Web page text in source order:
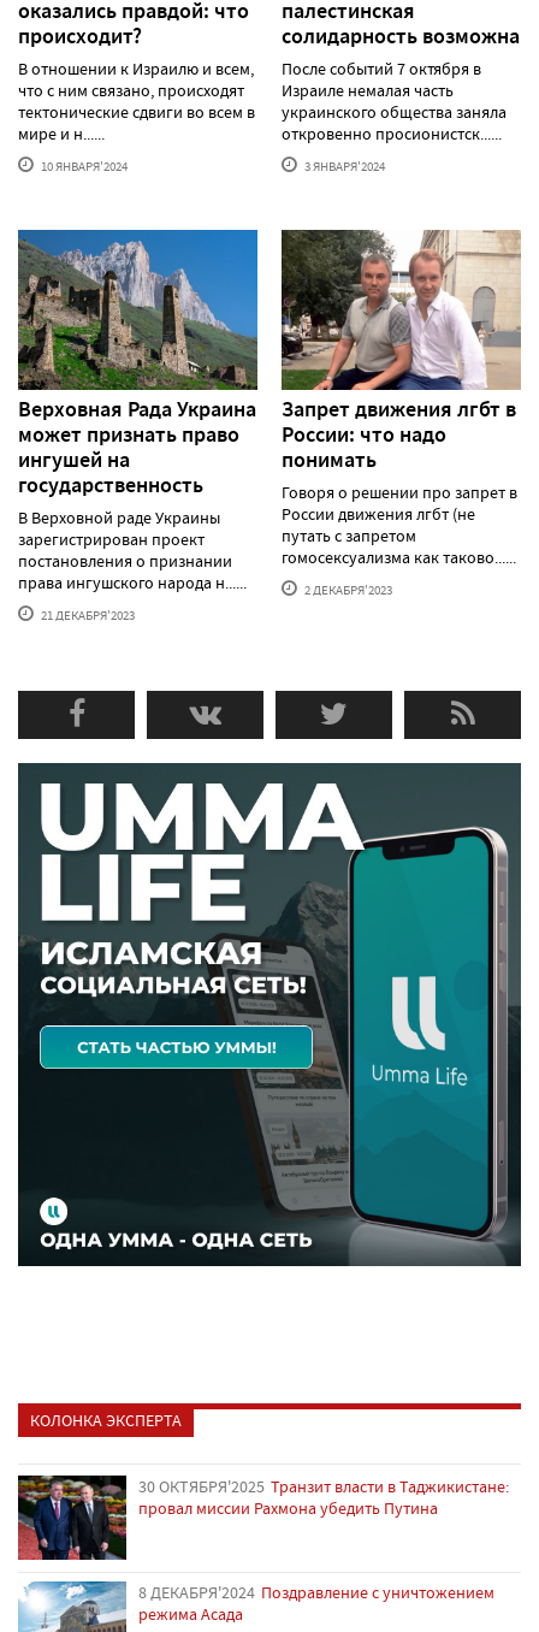
оказались правдой: что
происходит?
В отношении к Израилю и всем,
что с ним связано, происходят
тектонические сдвиги во всем в
мире и н......
10 ЯНВАРЯ'2024
палестинская
солидарность возможна
После событий 7 октября в
Израиле немалая часть
украинского общества заняла
откровенно просионистск......
3 ЯНВАРЯ'2024
Верховная Рада Украина
может признать право
ингушей на
государственность
В Верховной раде Украины
зарегистрирован проект
постановления о признании
права ингушского народа н......
21 ДЕКАБРЯ'2023
Запрет движения лгбт в
России: что надо
понимать
Говоря о решении про запрет в
России движения лгбт (не
путать с запретом
гомосексуализма как таково......
2 ДЕКАБРЯ'2023
КОЛОНКА ЭКСПЕРТА
30 ОКТЯБРЯ'2025 Транзит власти в Таджикистане:
провал миссии Рахмона убедить Путина
8 ДЕКАБРЯ'2024 Поздравление с уничтожением
режима Асада